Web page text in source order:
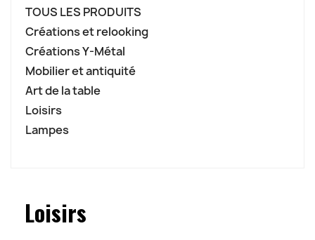
TOUS LES PRODUITS
Créations et relooking
Créations Y-Métal
Mobilier et antiquité
Art de la table
Loisirs
Lampes
Loisirs